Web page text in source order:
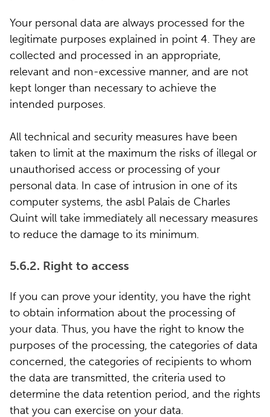
Your personal data are always processed for the
legitimate purposes explained in point 4. They are
collected and processed in an appropriate,
relevant and non-excessive manner, and are not
kept longer than necessary to achieve the
intended purposes.
All technical and security measures have been
taken to limit at the maximum the risks of illegal or
unauthorised access or processing of your
personal data. In case of intrusion in one of its
computer systems, the asbl Palais de Charles
Quint will take immediately all necessary measures
to reduce the damage to its minimum.
5.6.2. Right to access
If you can prove your identity, you have the right
to obtain information about the processing of
your data. Thus, you have the right to know the
purposes of the processing, the categories of data
concerned, the categories of recipients to whom
the data are transmitted, the criteria used to
determine the data retention period, and the rights
that you can exercise on your data.